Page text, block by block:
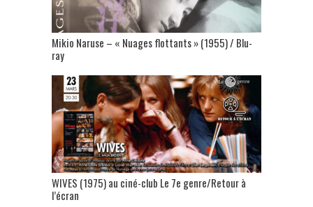
Mikio Naruse – « Nuages flottants » (1955) / Blu-
ray
WIVES (1975) au ciné-club Le 7e genre/Retour à
l’écran